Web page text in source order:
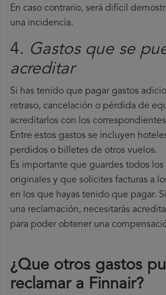
En caso contrario, será difícil
una incidencia.
4. Gastos que se
acreditar
Si has tenido que pagar gastos
retraso, cancelación o pérdida de
acreditarlos con los
Entre estos gastos se incluyen
perdidos o billetes de otros vuelos.
Es importante que guardes todos los
originales y que solicites facturas a
en los que hayas tenido que pagar.
una reclamación, necesitarás
para poder obtener una
¿Que otros gastos
reclamar a Finnair​?